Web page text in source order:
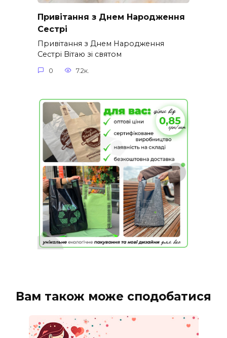
Привітання з Днем Народження
Сестрі
Привітання з Днем Народження
Сестрі Вітаю зі святом
0 7.2к.
Вам також може сподобатися